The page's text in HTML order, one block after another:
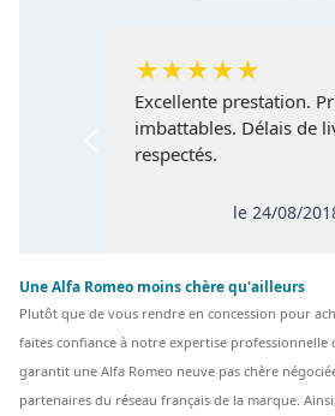
★★★★★
Excellente prestation.
imbattables. Délais de
respectés.
le 24/08/
Une Alfa Romeo moins chère qu'ailleurs
Plutôt que de vous rendre en concession pour
faites confiance à notre expertise professionnelle
garantit une Alfa Romeo neuve pas chère
partenaires du réseau français de la marque.